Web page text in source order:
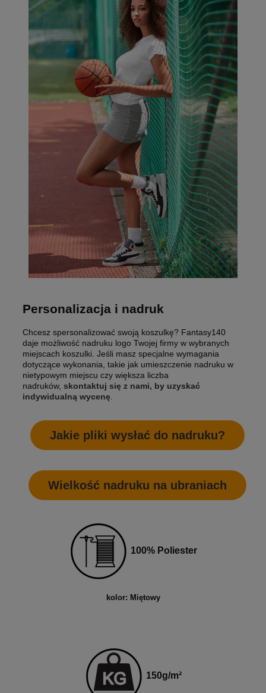
Personalizacja i nadruk
Chcesz spersonalizować swoją koszulkę? Fantasy140
daje możliwość nadruku logo Twojej firmy w wybranych
miejscach koszulki. Jeśli masz specjalne wymagania
dotyczące wykonania, takie jak umieszczenie nadruku w
nietypowym miejscu czy większa liczba
nadruków, skontaktuj się z nami, by uzyskać
indywidualną wycenę
Jakie pliki wysłać do nadruku?
Wielkość nadruku na ubraniach
100% Poliester
kolor: Miętowy
150g/m²